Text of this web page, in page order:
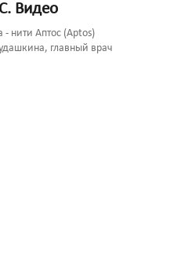
Видео
нити Аптос (Aptos)
главный врач